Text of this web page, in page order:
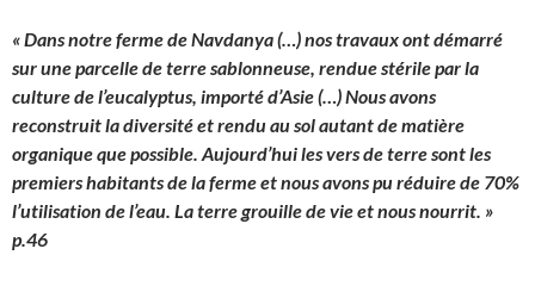
« Dans notre ferme de Navdanya (…) nos travaux ont démarré
sur une parcelle de terre sablonneuse, rendue stérile par la
culture de l’eucalyptus, importé d’Asie (…) Nous avons
reconstruit la diversité et rendu au sol autant de matière
organique que possible. Aujourd’hui les vers de terre sont les
premiers habitants de la ferme et nous avons pu réduire de 70%
l’utilisation de l’eau. La terre grouille de vie et nous nourrit. »
p.46